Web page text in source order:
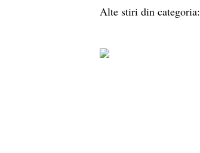
Alte stiri din categoria: